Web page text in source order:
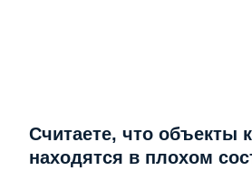
Считаете, что объекты
находятся в плохом